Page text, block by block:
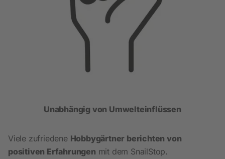
Unabhängig von Umwelteinflüssen
Viele zufriedene Hobbygärtner berichten von
positiven Erfahrungen mit dem SnailStop.